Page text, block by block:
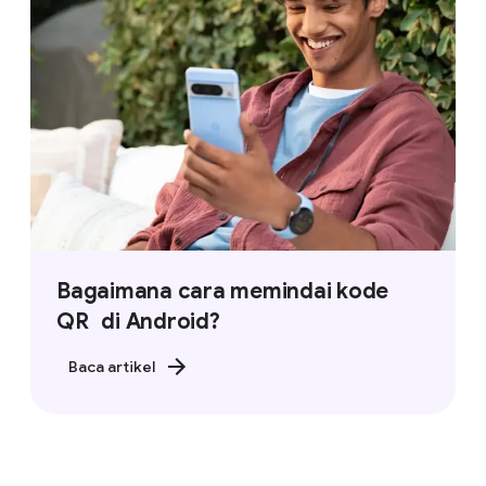
Bagaimana cara memindai kode
QR di Android?
Baca artikel